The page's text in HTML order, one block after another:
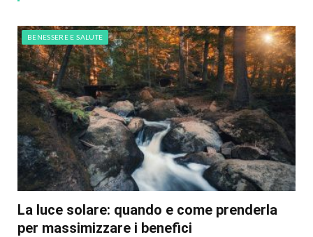
BENESSERE E SALUTE
La luce solare: quando e come prenderla
per massimizzare i benefici